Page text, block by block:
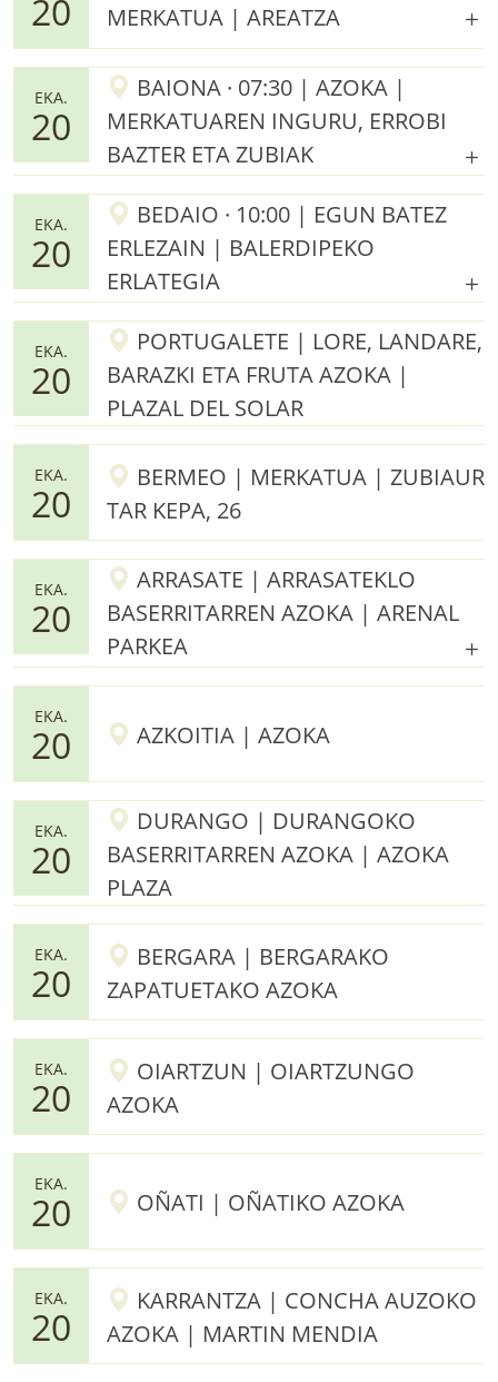
20 MERKATUA | AREATZA
EKA.
20
BAIONA · 07:30 | AZOKA |
MERKATUAREN INGURU, ERROBI
BAZTER ETA ZUBIAK
EKA.
20
BEDAIO · 10:00 | EGUN BATEZ
ERLEZAIN | BALERDIPEKO
ERLATEGIA
EKA.
20
PORTUGALETE | LORE, LANDARE,
BARAZKI ETA FRUTA AZOKA |
PLAZAL DEL SOLAR
EKA.
20
BERMEO | MERKATUA | ZUBIAUR
TAR KEPA, 26
EKA.
20
ARRASATE | ARRASATEKLO
BASERRITARREN AZOKA | ARENAL
PARKEA
EKA.
20 AZKOITIA | AZOKA
EKA.
20
DURANGO | DURANGOKO
BASERRITARREN AZOKA | AZOKA
PLAZA
EKA.
20
BERGARA | BERGARAKO
ZAPATUETAKO AZOKA
EKA.
20
OIARTZUN | OIARTZUNGO
AZOKA
EKA.
20 OÑATI | OÑATIKO AZOKA
EKA.
20
KARRANTZA | CONCHA AUZOKO
AZOKA | MARTIN MENDIA